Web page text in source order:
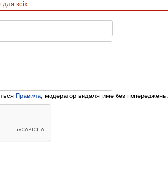
для всіх
Правила, модератор видалятиме без попереджень.